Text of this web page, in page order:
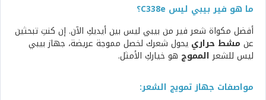
ما هو فير بيبي ليس C338e؟
أفضل مكواة شعر فير من بيبي ليس بين أيديكِ الآن. إن كنتِ تبحثين
عن مشط حراري يحول شعرك لخصل مموجة عريضة، جهاز بيبي
ليس للشعر المموج هو خياركِ الأمثل.
مواصفات جهاز تمويج الشعر: